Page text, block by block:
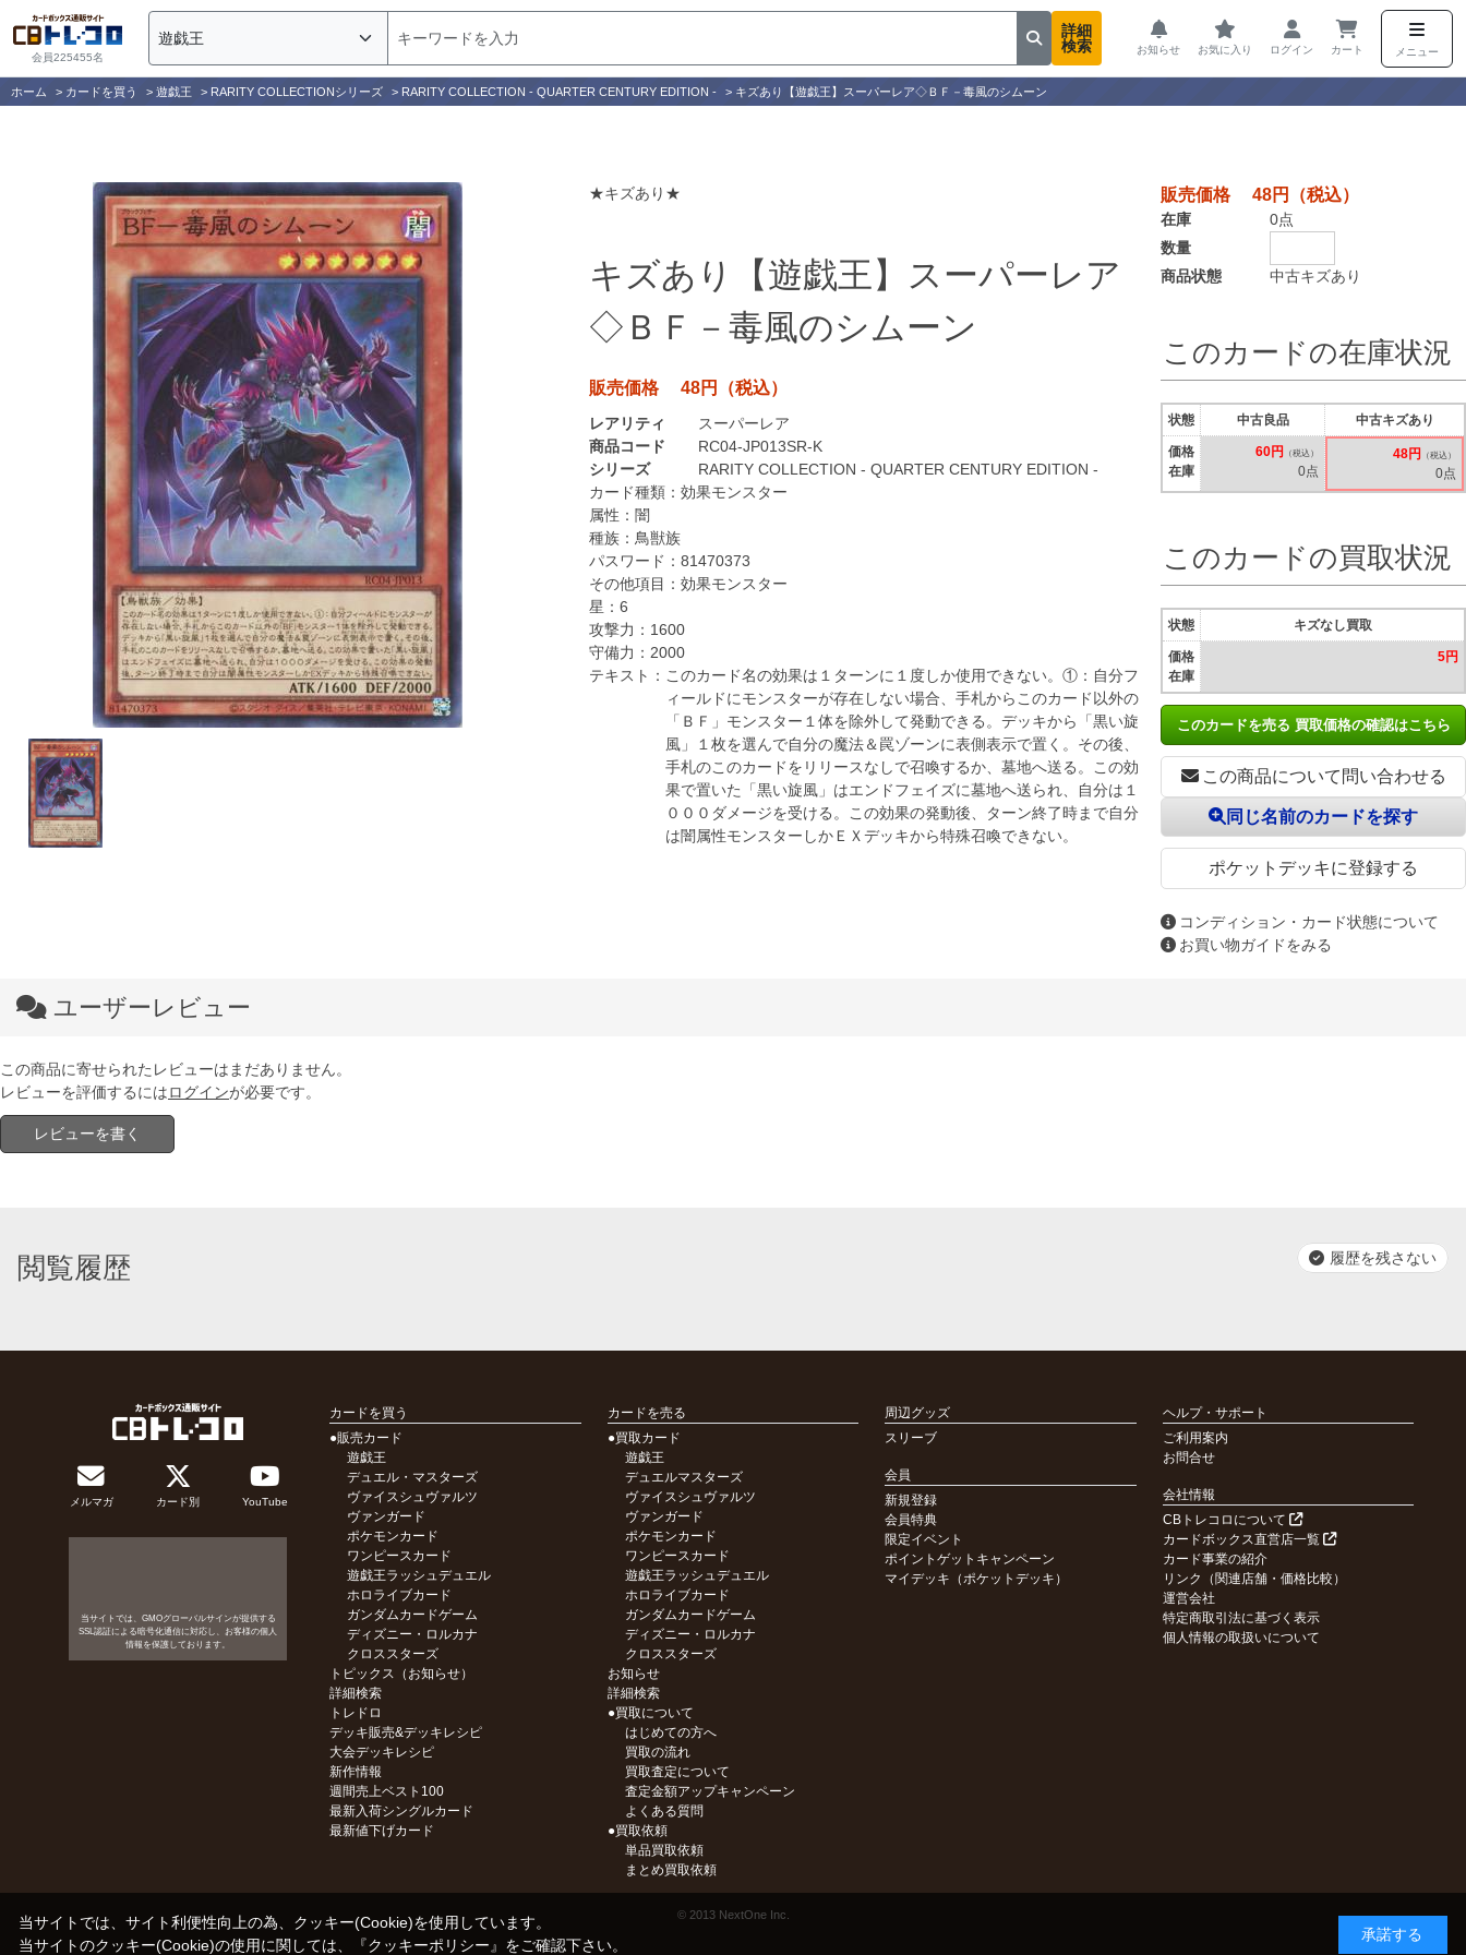
会員225455名
詳細
検索
お知らせ お気に入り ログイン カート メニュー
ホーム > カードを買う > 遊戯王 > RARITY COLLECTIONシリーズ > RARITY COLLECTION - QUARTER CENTURY EDITION - > キズあり【遊戯王】スーパーレア◇ＢＦ－毒風のシムーン
★キズあり★
キズあり【遊戯王】スーパーレア
◇ＢＦ－毒風のシムーン
販売価格 48円（税込）
レアリティ
スーパーレア
商品コード
RC04-JP013SR-K
シリーズ
RARITY COLLECTION - QUARTER CENTURY EDITION -
カード種類： 効果モンスター
属性： 闇
種族： 鳥獣族
パスワード： 81470373
その他項目： 効果モンスター
星： 6
攻撃力： 1600
守備力： 2000
テキスト： このカード名の効果は１ターンに１度しか使用できない。①：自分フ
ィールドにモンスターが存在しない場合、手札からこのカード以外の
「ＢＦ」モンスター１体を除外して発動できる。デッキから「黒い旋
風」１枚を選んで自分の魔法＆罠ゾーンに表側表示で置く。その後、
手札のこのカードをリリースなしで召喚するか、墓地へ送る。この効
果で置いた「黒い旋風」はエンドフェイズに墓地へ送られ、自分は１
０００ダメージを受ける。この効果の発動後、ターン終了時まで自分
は闇属性モンスターしかＥＸデッキから特殊召喚できない。
販売価格 48円（税込）
商品状態 中古キズあり
在庫
0点
数量
この商品について問い合わせる
ポケットデッキに登録する
同じ名前のカードを探す
コンディション・カード状態について
お買い物ガイドをみる
このカードの在庫状況
状態
価格
在庫
中古良品
60円 （税込）
0点
中古キズあり
48円 （税込）
0点
このカードの買取状況
状態
価格
在庫
キズなし買取
5円
このカードを売る 買取価格の確認はこちら
ユーザーレビュー
この商品に寄せられたレビューはまだありません。
レビューを評価するにはログインが必要です。
レビューを書く
閲覧履歴 履歴を残さない
メルマガ カード別 YouTube
当サイトでは、GMOグローバルサインが提供する
SSL認証による暗号化通信に対応し、お客様の個人
情報を保護しております。
カードを買う
●販売カード
遊戯王
デュエル・マスターズ
ヴァイスシュヴァルツ
ヴァンガード
ポケモンカード
ワンピースカード
遊戯王ラッシュデュエル
ホロライブカード
ガンダムカードゲーム
ディズニー・ロルカナ
クロススターズ
トピックス（お知らせ）
詳細検索
トレドロ
デッキ販売&デッキレシピ
大会デッキレシピ
新作情報
週間売上ベスト100
最新入荷シングルカード
最新値下げカード
カードを売る
●買取カード
遊戯王
デュエルマスターズ
ヴァイスシュヴァルツ
ヴァンガード
ポケモンカード
ワンピースカード
遊戯王ラッシュデュエル
ホロライブカード
ガンダムカードゲーム
ディズニー・ロルカナ
クロススターズ
お知らせ
詳細検索
●買取について
はじめての方へ
買取の流れ
買取査定について
査定金額アップキャンペーン
よくある質問
●買取依頼
単品買取依頼
まとめ買取依頼
周辺グッズ
スリーブ
会員
新規登録
会員特典
限定イベント
ポイントゲットキャンペーン
マイデッキ（ポケットデッキ）
ヘルプ・サポート
ご利用案内
お問合せ
会社情報
CBトレコロについて
カードボックス直営店一覧
カード事業の紹介
リンク（関連店舗・価格比較）
運営会社
特定商取引法に基づく表示
個人情報の取扱いについて
© 2013 NextOne Inc.
当サイトでは、サイト利便性向上の為、クッキー(Cookie)を使用しています。
当サイトのクッキー(Cookie)の使用に関しては、『クッキーポリシー』をご確認下さい。
承諾する